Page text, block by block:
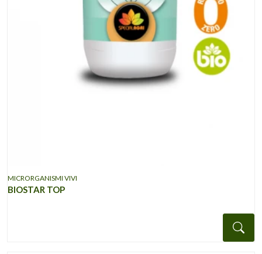
MICRORGANISMI VIVI
BIOSTAR TOP